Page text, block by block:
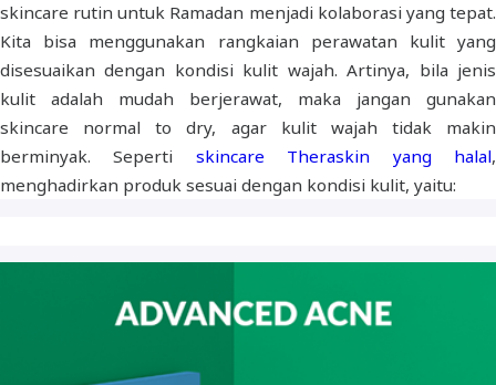
skincare rutin untuk Ramadan menjadi kolaborasi yang tepat.
Kita bisa menggunakan rangkaian perawatan kulit yang
disesuaikan dengan kondisi kulit wajah. Artinya, bila jenis
kulit adalah mudah berjerawat, maka jangan gunakan
skincare normal to dry, agar kulit wajah tidak makin
berminyak. Seperti skincare Theraskin yang halal,
menghadirkan produk sesuai dengan kondisi kulit, yaitu: